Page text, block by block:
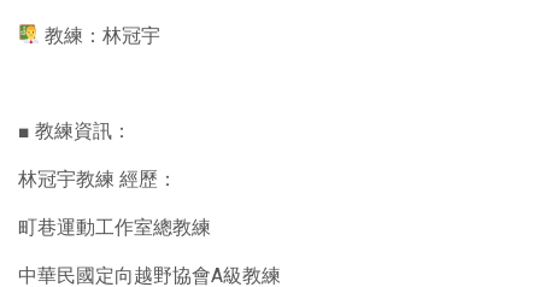
教練：林冠宇
■ 教練資訊：
林冠宇教練 經歷：
町巷運動工作室總教練
中華民國定向越野協會A級教練